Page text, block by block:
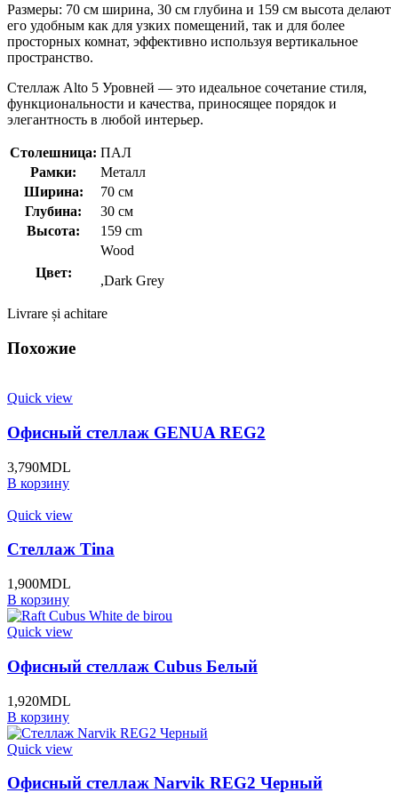
Размеры: 70 см ширина, 30 см глубина и 159 см высота делают
его удобным как для узких помещений, так и для более
просторных комнат, эффективно используя вертикальное
пространство.
Стеллаж Alto 5 Уровней — это идеальное сочетание стиля,
функциональности и качества, приносящее порядок и
элегантность в любой интерьер.
Столешница: ПАЛ
Рамки:
Металл
Ширина:
70 см
Глубина:
30 см
Высота:
159 cm
Цвет:
Wood
,Dark Grey
Livrare și achitare
Похожие
Quick view
Офисный стеллаж GENUA REG2
3,790MDL
В корзину
Quick view
Стеллаж Tina
1,900MDL
В корзину
Quick view
Офисный стеллаж Cubus Белый
1,920MDL
В корзину
Quick view
Офисный стеллаж Narvik REG2 Черный